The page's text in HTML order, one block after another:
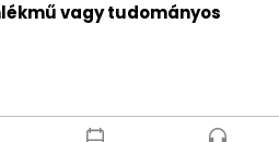
vagy tudományos